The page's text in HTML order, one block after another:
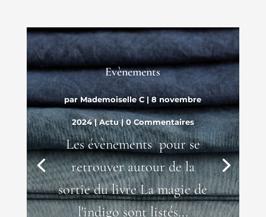
Evènements
parMademoiselle C|8 novembre
2024|Actu| 0 Commentaires
Les évènements pour se
retrouver autour de la
sortie du livre La magie de
l'indigo sont listés...